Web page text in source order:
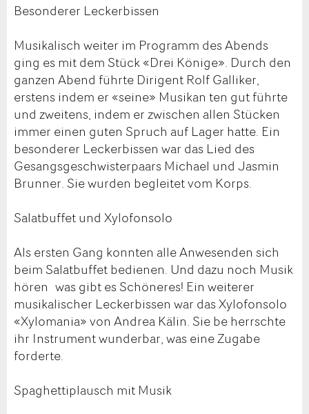
Besonderer Leckerbissen
Musikalisch weiter im Programm des Abends
ging es mit dem Stück «Drei Könige». Durch den
ganzen Abend führte Dirigent Rolf Galliker,
erstens indem er «seine» Musikan ten gut führte
und zweitens, indem er zwischen allen Stücken
immer einen guten Spruch auf Lager hatte. Ein
besonderer Leckerbissen war das Lied des
Gesangsgeschwisterpaars Michael und Jasmin
Brunner. Sie wurden begleitet vom Korps.
Salatbuffet und Xylofonsolo
Als ersten Gang konnten alle Anwesenden sich
beim Salatbuffet bedienen. Und dazu noch Musik
hören was gibt es Schöneres! Ein weiterer
musikalischer Leckerbissen war das Xylofonsolo
«Xylomania» von Andrea Kälin. Sie be herrschte
ihr Instrument wunderbar, was eine Zugabe
forderte.
Spaghettiplausch mit Musik